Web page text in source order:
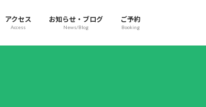
アクセス
Access
お知らせ・ブログ
News/Blog
ご予約
Booking